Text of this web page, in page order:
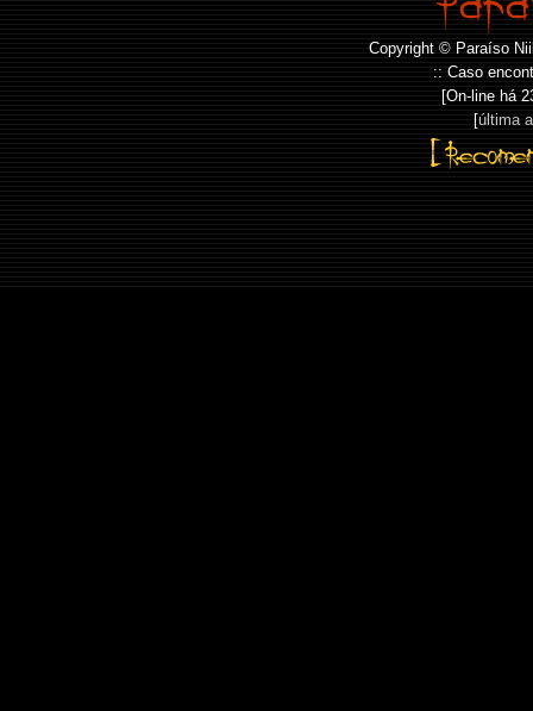
Copyright © Paraíso
:: Caso
[On-line há
[última